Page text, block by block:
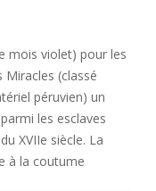
mois violet) pour les
Miracles (classé
péruvien) un
les esclaves
XVIIe siècle. La
à la coutume